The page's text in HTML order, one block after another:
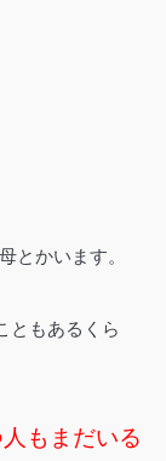
とかいます。
ともあるくら
もまだいる